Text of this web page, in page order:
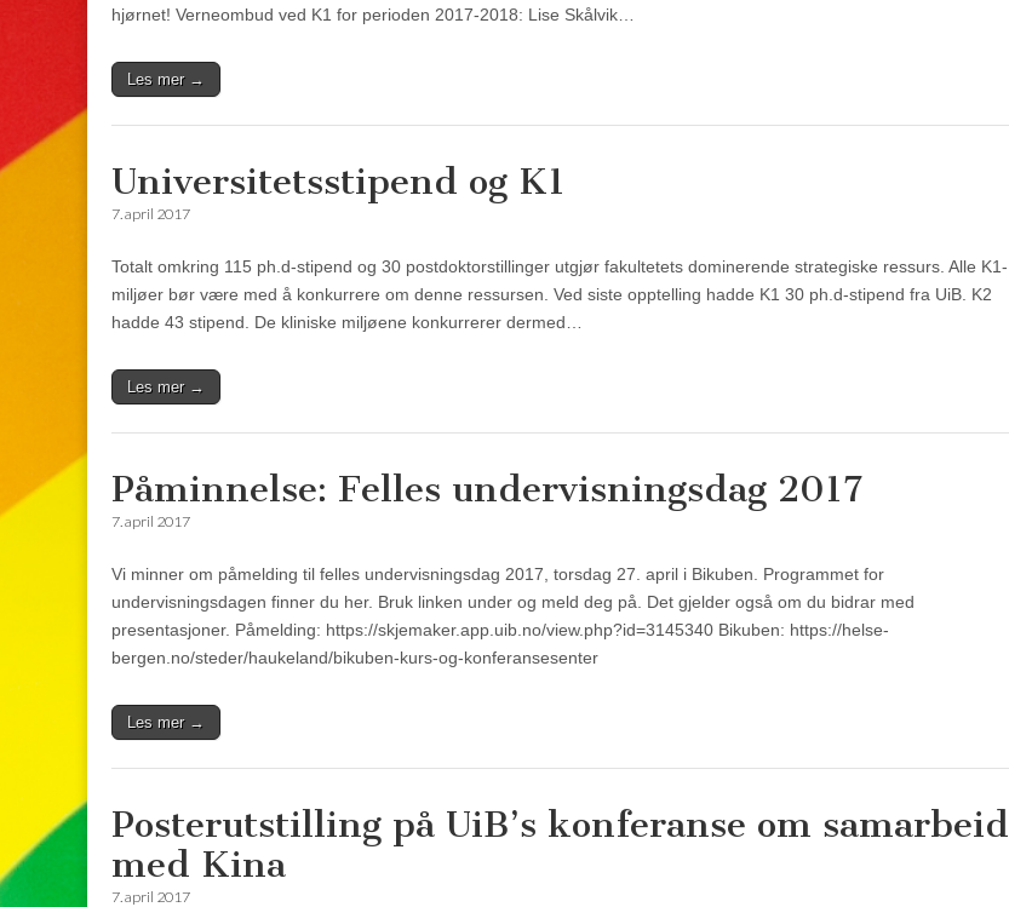
hjørnet! Verneombud ved K1 for perioden 2017-2018: Lise Skålvik…
Les mer →
Universitetsstipend og K1
7. april 2017
Totalt omkring 115 ph.d-stipend og 30 postdoktorstillinger utgjør fakultetets dominerende strategiske ressurs. Alle K1-
miljøer bør være med å konkurrere om denne ressursen. Ved siste opptelling hadde K1 30 ph.d-stipend fra UiB. K2
hadde 43 stipend. De kliniske miljøene konkurrerer dermed…
Les mer →
Påminnelse: Felles undervisningsdag 2017
7. april 2017
Vi minner om påmelding til felles undervisningsdag 2017, torsdag 27. april i Bikuben. Programmet for
undervisningsdagen finner du her. Bruk linken under og meld deg på. Det gjelder også om du bidrar med
presentasjoner. Påmelding: https://skjemaker.app.uib.no/view.php?id=3145340 Bikuben: https://helse-
bergen.no/steder/haukeland/bikuben-kurs-og-konferansesenter
Les mer →
Posterutstilling på UiB’s konferanse om samarbeid
med Kina
7. april 2017